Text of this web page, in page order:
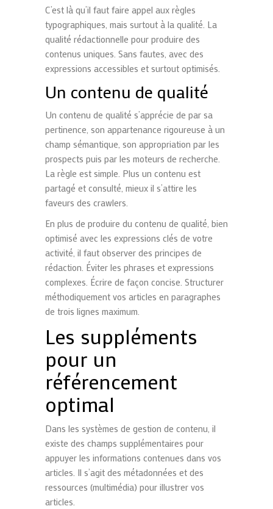
C’est là qu’il faut faire appel aux règles
typographiques, mais surtout à la qualité. La
qualité rédactionnelle pour produire des
contenus uniques. Sans fautes, avec des
expressions accessibles et surtout optimisés.
Un contenu de qualité
Un contenu de qualité s’apprécie de par sa
pertinence, son appartenance rigoureuse à un
champ sémantique, son appropriation par les
prospects puis par les moteurs de recherche.
La règle est simple. Plus un contenu est
partagé et consulté, mieux il s’attire les
faveurs des crawlers.
En plus de produire du contenu de qualité, bien
optimisé avec les expressions clés de votre
activité, il faut observer des principes de
rédaction. Éviter les phrases et expressions
complexes. Écrire de façon concise. Structurer
méthodiquement vos articles en paragraphes
de trois lignes maximum.
Les suppléments
pour un
référencement
optimal
Dans les systèmes de gestion de contenu, il
existe des champs supplémentaires pour
appuyer les informations contenues dans vos
articles. Il s’agit des métadonnées et des
ressources (multimédia) pour illustrer vos
articles.